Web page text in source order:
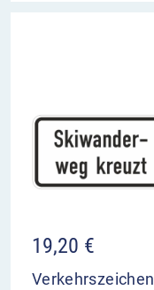
19,20 €
Verkehrszeichen